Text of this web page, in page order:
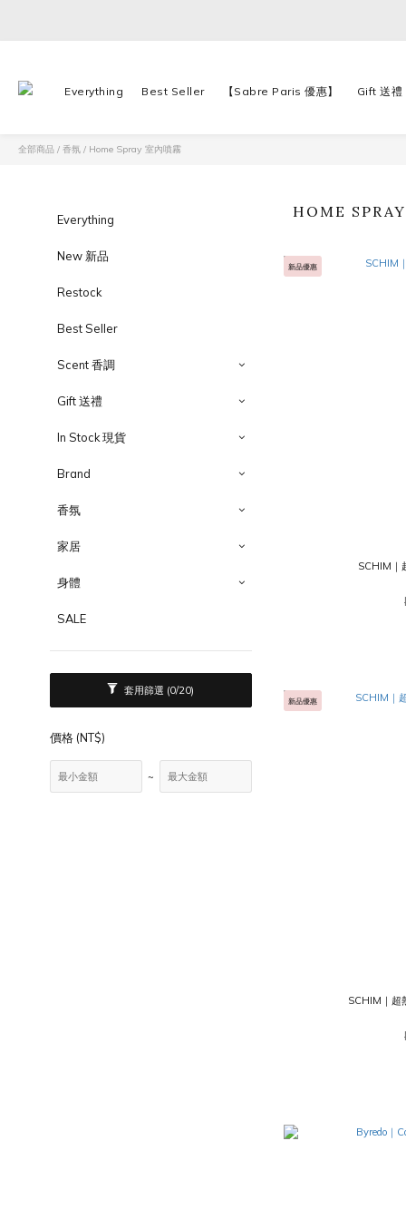
Everything Best Seller 【Sabre Paris 優惠】 Gift 送禮
全部商品 / 香氛 / Home Spray 室內噴霧
Everything
New 新品
Restock
Best Seller
Scent 香調
Gift 送禮
In Stock 現貨
Brand
香氛
家居
身體
SALE
套用篩選 (0/20)
價格 (NT$)
~
HOME
新品優惠
SCHIM｜
新品優惠
SCHIM｜超